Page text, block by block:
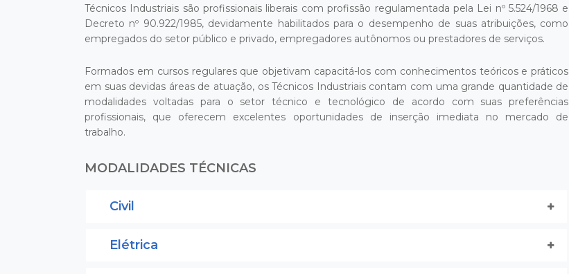
Técnicos Industriais são profissionais liberais com profissão regulamentada pela Lei nº 5.524/1968 e
Decreto nº 90.922/1985, devidamente habilitados para o desempenho de suas atribuições, como
empregados do setor público e privado, empregadores autônomos ou prestadores de serviços.
Formados em cursos regulares que objetivam capacitá-los com conhecimentos teóricos e práticos
em suas devidas áreas de atuação, os Técnicos Industriais contam com uma grande quantidade de
modalidades voltadas para o setor técnico e tecnológico de acordo com suas preferências
profissionais, que oferecem excelentes oportunidades de inserção imediata no mercado de
trabalho.
MODALIDADES TÉCNICAS
Civil
Elétrica